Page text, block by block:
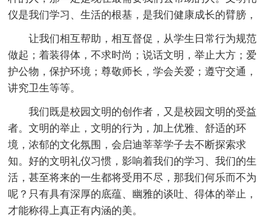
仪是我们学习、生活的根基，是我们健康成长的臂膀，
让我们相互帮助，相互督促，从学生日常行为规范
做起；着装得体，不求时尚；说话文明，举止大方；爱
护公物，保护环境；尊敬师长，学会关爱；遵守交通，
讲究卫生等等。
我们既是校园文明的创作者，又是校园文明的受益
者。文明的举止，文明的行为，加上优雅、舒适的环
境，浓郁的文化氛围，会启迪莘莘学子去不断探索求
知。好的文明礼仪习惯，影响着我们的学习、我们的生
活，甚至将来的一生都将受用不尽，那我们何乐而不为
呢？只有具有深厚的底蕴、幽雅的谈吐、得体的举止，
才能称得上真正有内涵的美。